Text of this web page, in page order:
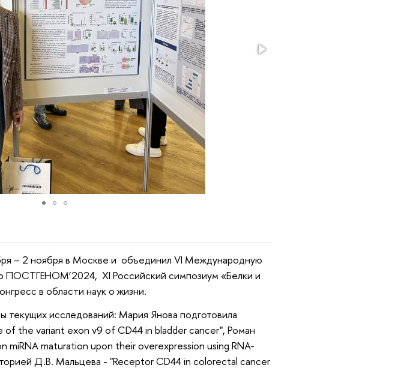
– 2 ноября в Москве и объединил VI Международную
ПОСТГЕНОМ’2024, XI Российский симпозиум «Белки и
в области наук о жизни.
текущих исследований: Мария Янова подготовила
the variant exon v9 of CD44 in bladder cancer", Роман
miRNA maturation upon their overexpression using RNA-
Д.В. Мальцева - "Receptor CD44 in colorectal cancer